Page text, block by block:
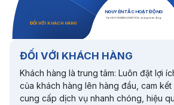
ĐỐI VỚI KHÁCH HÀNG
NGUYÊN TẮC HOẠT ĐỘNG
Tại HUY HOÀNG LOGISTICS, chúng tôi tin rằng:
ĐỐI VỚI KHÁCH HÀNG
Khách hàng là trung tâm: Luôn đặt lợi
của khách hàng lên hàng đầu, cam kết
cung cấp dịch vụ nhanh chóng, hiệu